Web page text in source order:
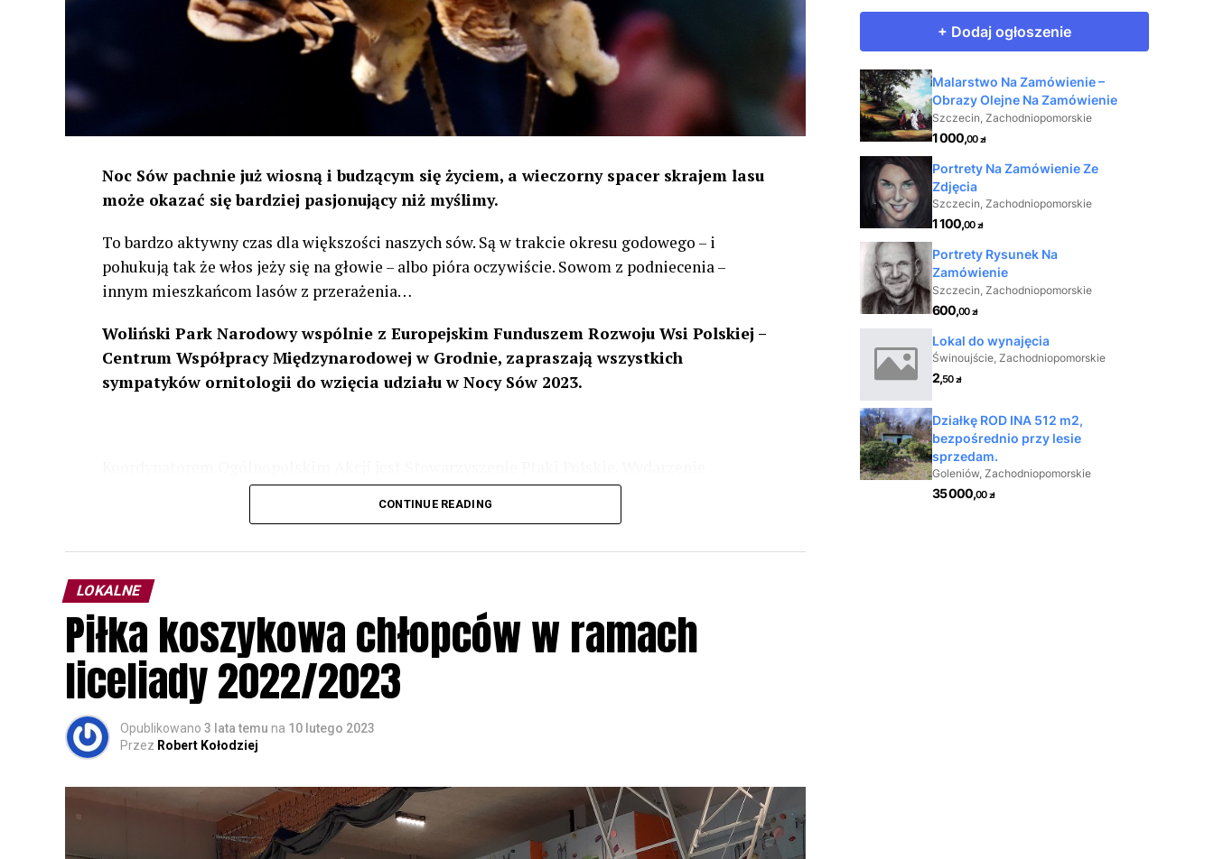
Noc Sów pachnie już wiosną i budzącym się życiem, a wieczorny spacer skrajem lasu
może okazać się bardziej pasjonujący niż myślimy.
To bardzo aktywny czas dla większości naszych sów. Są w trakcie okresu godowego – i
pohukują tak że włos jeży się na głowie – albo pióra oczywiście. Sowom z podniecenia –
innym mieszkańcom lasów z przerażenia…
Woliński Park Narodowy wspólnie z Europejskim Funduszem Rozwoju Wsi Polskiej –
Centrum Współpracy Międzynarodowej w Grodnie, zapraszają wszystkich
sympatyków ornitologii do wzięcia udziału w Nocy Sów 2023.
odbędzie się w dniach24 i 25 lutego 2023 r. wg harmonogramu przedstawionego na
Wszystkich uczestników zapraszamy do udziału w Akcji, włączenia się w aktywne
rozpoznawanie głosów sów i wymianę doświadczeń przy grillu.Na wydarzenie obowiązują
zapisy.
CONTINUE READING
LOKALNE
Piłka koszykowa chłopców w ramach
liceliady 2022/2023
Opublikowano 3 lata temu na 10 lutego 2023
Przez Robert Kołodziej